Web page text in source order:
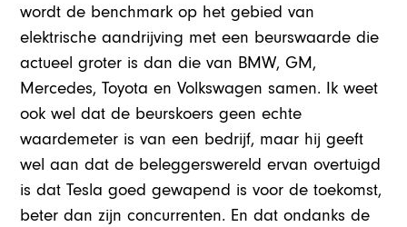
wordt de benchmark op het gebied van
elektrische aandrijving met een beurswaarde die
actueel groter is dan die van BMW, GM,
Mercedes, Toyota en Volkswagen samen. Ik weet
ook wel dat de beurskoers geen echte
waardemeter is van een bedrijf, maar hij geeft
wel aan dat de beleggerswereld ervan overtuigd
is dat Tesla goed gewapend is voor de toekomst,
beter dan zijn concurrenten. En dat ondanks de